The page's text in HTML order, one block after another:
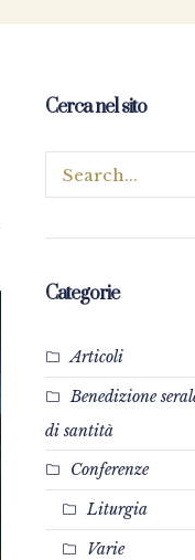
Cerca nel sito
Categorie
Articoli
Benedizione
di santità
Conferenze
Liturgia
Varie